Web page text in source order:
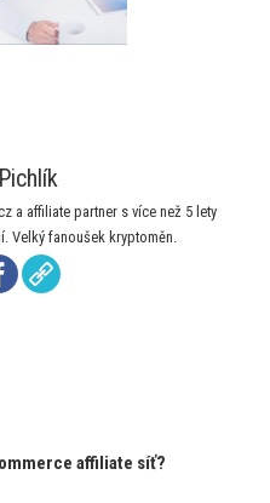
a affiliate partner s více než 5 lety
Velký fanoušek kryptoměn.
affiliate síť?